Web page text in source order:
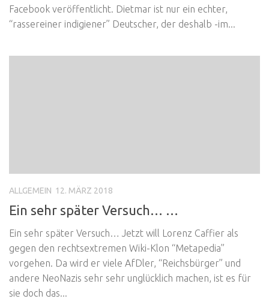
Facebook veröffentlicht. Dietmar ist nur ein echter,
“rassereiner indigiener” Deutscher, der deshalb -im...
ALLGEMEIN 12. MÄRZ 2018
Ein sehr später Versuch… …
Ein sehr später Versuch… Jetzt will Lorenz Caffier als
gegen den rechtsextremen Wiki-Klon “Metapedia”
vorgehen. Da wird er viele AfDler, “Reichsbürger” und
andere NeoNazis sehr sehr unglücklich machen, ist es für
sie doch das...